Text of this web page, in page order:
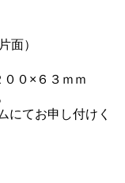
面）
０×６３ｍｍ
てお申し付けく